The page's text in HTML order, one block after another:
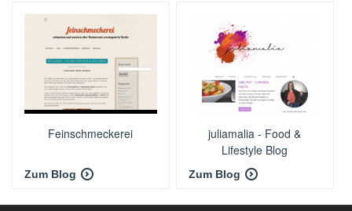
Feinschmeckerei
Zum Blog
juliamalia - Food &
Lifestyle Blog
Zum Blog